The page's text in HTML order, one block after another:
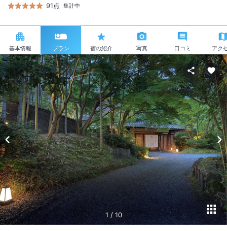
91点 集計中
基本情報 プラン 宿の紹介 写真 口コミ アク
1 / 10